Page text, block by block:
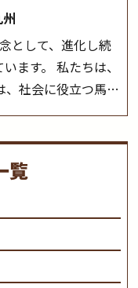
として、進化し続
ます。 私たちは、
、社会に役立つ馬を
の品種と血統にこ
向上を目指し、生
産･育成･調教を一貫して行います。カナディアンキャ
ちら
覧